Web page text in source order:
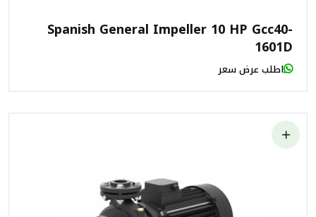
Spanish General Impeller 10 HP Gcc40-
1601D
اطلب عرض سعر